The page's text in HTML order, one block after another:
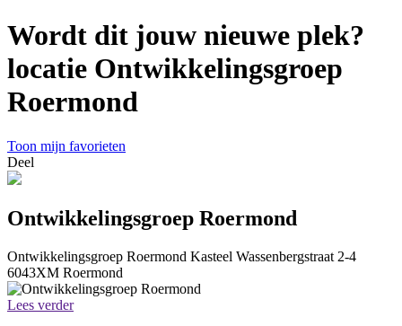
Wordt dit jouw nieuwe plek?
locatie Ontwikkelingsgroep
Roermond
Toon mijn favorieten
Deel
Ontwikkelingsgroep Roermond
Ontwikkelingsgroep Roermond Kasteel Wassenbergstraat 2-4
6043XM Roermond
Lees verder